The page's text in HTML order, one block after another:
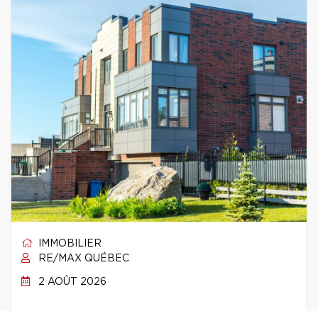
IMMOBILIER
RE/MAX QUÉBEC
2 AOÛT 2026